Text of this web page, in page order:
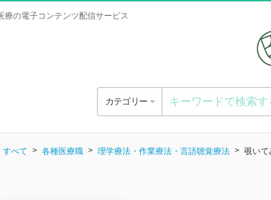
療の電子コンテンツ配信サービス
カテゴリー
すべて 各種医療職 理学療法・作業療法・言語聴覚療法 覗い